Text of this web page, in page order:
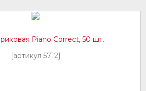
Piano Correct, 50 шт.
[артикул 5712]